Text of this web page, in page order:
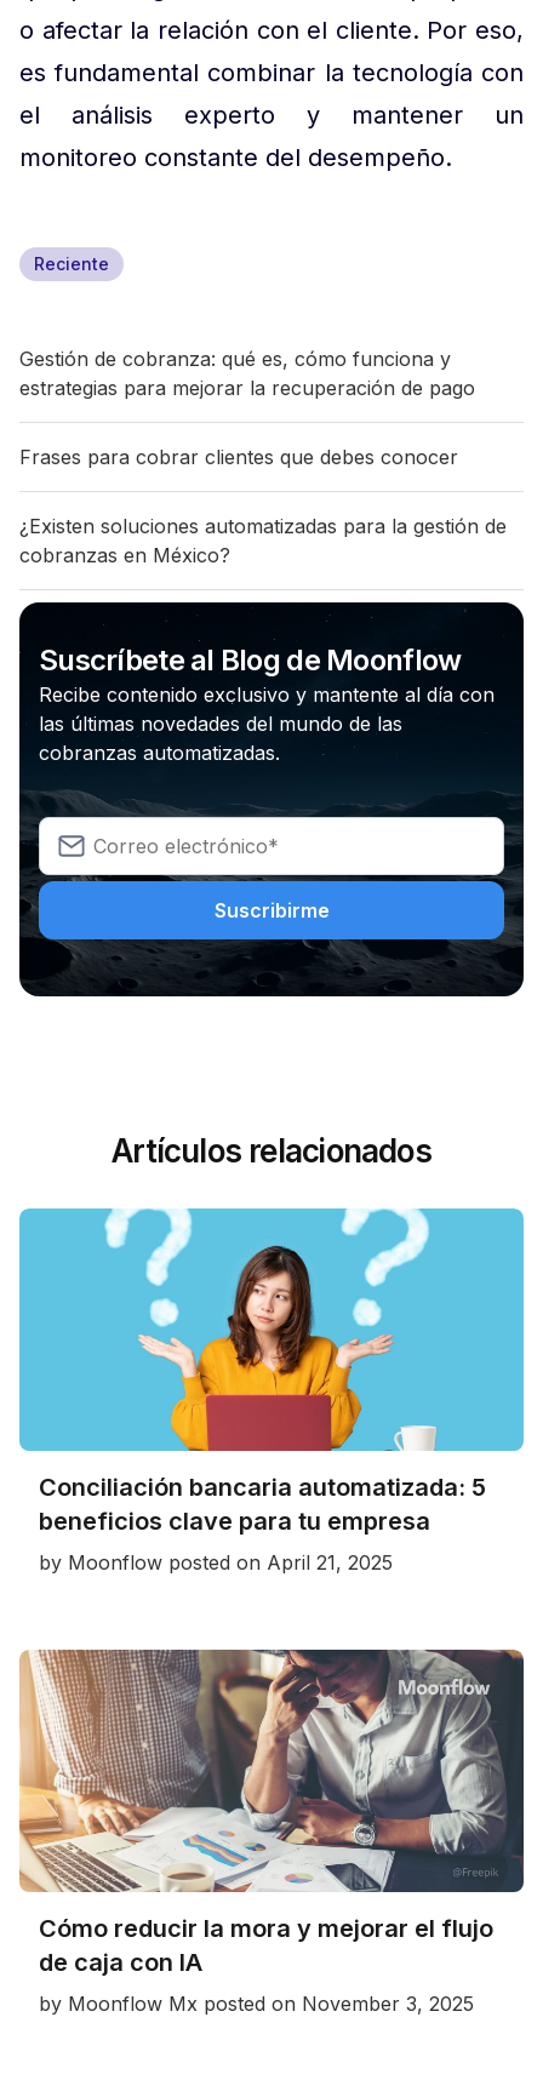
o afectar la relación con el cliente. Por eso,
es fundamental combinar la tecnología con
el análisis experto y mantener un
monitoreo constante del desempeño.
Reciente
Gestión de cobranza: qué es, cómo funciona y
estrategias para mejorar la recuperación de pago
Frases para cobrar clientes que debes conocer
¿Existen soluciones automatizadas para la gestión de
cobranzas en México?
Suscríbete al Blog de Moonflow
Recibe contenido exclusivo y mantente al día con
las últimas novedades del mundo de las
cobranzas automatizadas.
Artículos relacionados
Conciliación bancaria automatizada: 5
beneficios clave para tu empresa
by Moonflow posted on April 21, 2025
Cómo reducir la mora y mejorar el flujo
de caja con IA
by Moonflow Mx posted on November 3, 2025